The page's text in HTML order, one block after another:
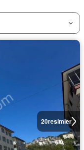
20resimler